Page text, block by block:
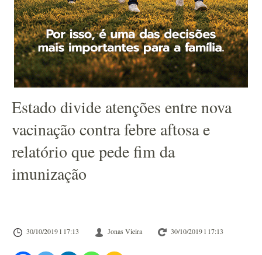
Estado divide atenções entre nova
vacinação contra febre aftosa e
relatório que pede fim da
imunização
30/10/2019 l 17:13 Jonas Vieira 30/10/2019 l 17:13